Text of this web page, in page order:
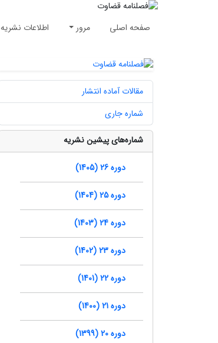
صفحه اصلی مرور اطلاعات نشریه
مقالات آماده انتشار
شماره جاری
شماره‌های پیشین نشریه
دوره 26 (1405)
دوره 25 (1404)
دوره 24 (1403)
دوره 23 (1402)
دوره 22 (1401)
دوره 21 (1400)
دوره 20 (1399)